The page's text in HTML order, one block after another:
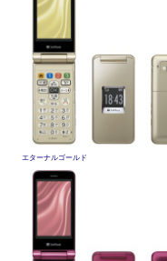
エターナルゴールド